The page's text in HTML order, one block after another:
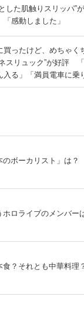
した肌触りスリッパ”
「感動しました」
買ったけど、めちゃ
スリュック”が好評
入る」「満員電車に乗
ボーカリスト」は？
ロライブのメンバー
？それとも中華料理